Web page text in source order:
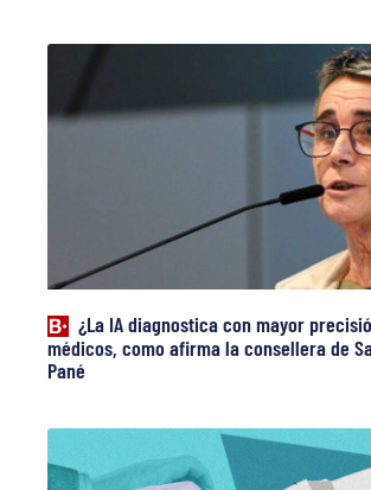
¿La IA diagnostica con mayor
médicos, como afirma la consellera de
Pané